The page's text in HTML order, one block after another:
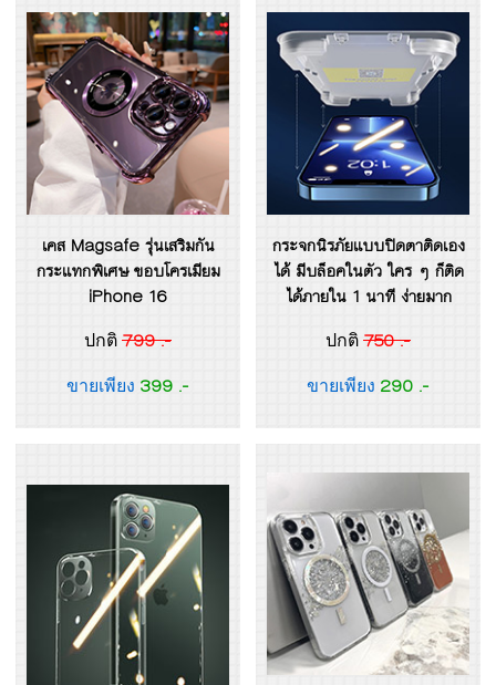
เคส Magsafe รุ่นเสริมกัน
กระแทกพิเศษ ขอบโครเมียม
iPhone 16
ปกติ 799 .-
ขายเพียง 399 .-
กระจกนิรภัยแบบปิดตาติดเอง
ได้ มีบล็อคในตัว ใคร ๆ ก็ติด
ได้ภายใน 1 นาที ง่ายมาก
ปกติ 750 .-
ขายเพียง 290 .-